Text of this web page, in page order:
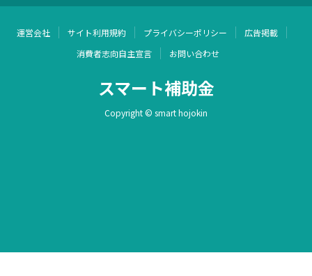
運営会社 サイト利用規約 プライバシーポリシー
広告掲載
消費者志向自主宣言
お問い合わせ
スマート補助金
Copyright © smart hojokin